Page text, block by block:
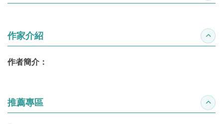
作家介紹 收合
作者簡介：
推薦專區 收合